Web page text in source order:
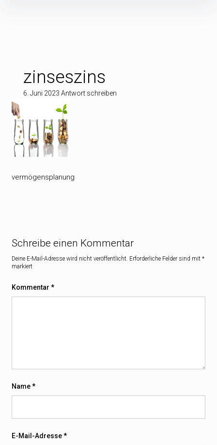
zinseszins
6. Juni 2023 Antwort schreiben
vermögensplanung
Schreibe einen Kommentar
Deine E-Mail-Adresse wird nicht veröffentlicht. Erforderliche Felder sind mit *
markiert
Kommentar *
Name*
E-Mail-Adresse*